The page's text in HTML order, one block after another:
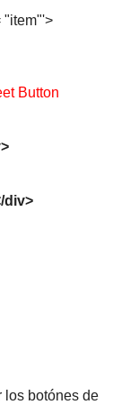
"item"'>
Button
div>
los botónes de